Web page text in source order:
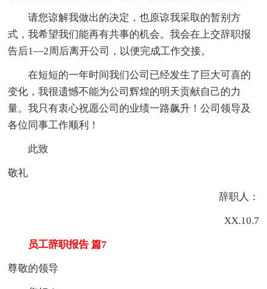
请您谅解我做出的决定，也原谅我采取的暂别方
式，我希望我们能再有共事的机会。我会在上交辞职报
告后1—2周后离开公司，以便完成工作交接。
在短短的一年时间我们公司已经发生了巨大可喜的
变化，我很遗憾不能为公司辉煌的明天贡献自己的力
量。我只有衷心祝愿公司的业绩一路飙升！公司领导及
各位同事工作顺利！
此致
敬礼
辞职人：
XX.10.7
员工辞职报告 篇7
尊敬的领导